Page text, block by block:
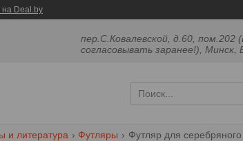
на Deal.by
пер.С.Ковалевской, д.60,
согласовывать заранее!), Минск,
и литература Футляры Футляр для